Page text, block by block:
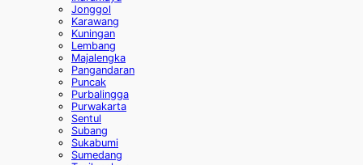
Jonggol
Karawang
Kuningan
Lembang
Majalengka
Pangandaran
Puncak
Purbalingga
Purwakarta
Sentul
Subang
Sukabumi
Sumedang